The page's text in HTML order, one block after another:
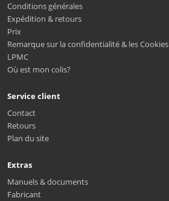
Conditions générales
Expédition & retours
Prix
Remarque sur la confidentialité & les Cookies
LPMC
Où est mon colis?
Service client
Contact
Retours
Plan du site
Extras
Manuels & documents
Fabricant